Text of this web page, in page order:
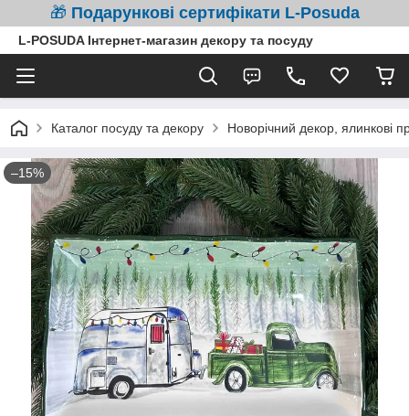
🎁 Подарункові сертифікати L-Posuda
L-POSUDA Інтернет-магазин декору та посуду
Каталог посуду та декору Новорічний декор, ялинкові
–15%